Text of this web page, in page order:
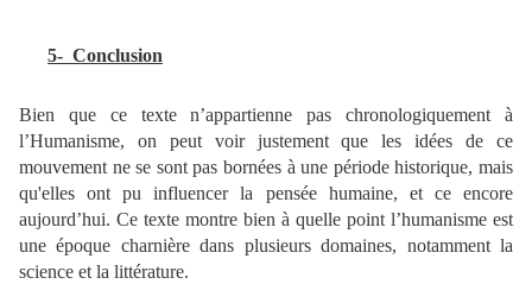
5- Conclusion
Bien que ce texte n’appartienne pas chronologiquement à
l’Humanisme, on peut voir justement que les idées de ce
mouvement ne se sont pas bornées à une période historique, mais
qu'elles ont pu influencer la pensée humaine, et ce encore
aujourd’hui. Ce texte montre bien à quelle point l’humanisme est
une époque charnière dans plusieurs domaines, notamment la
science et la littérature.